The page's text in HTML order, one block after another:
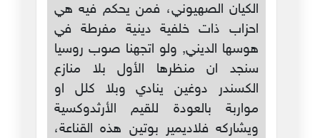
الكيان الصهيوني، فمن يحكم فيه هي
احزاب ذات خلفية دينية مفرطة في
هوسها الديني, ولو اتجهنا صوب روسيا
سنجد ان منظرها الأول بلا منازع
الكسندر دوغين ينادي وبلا كلل او
مواربة بالعودة للقيم الأرثدوكسية
ويشاركه فلاديمير بوتين هذه القناعة،